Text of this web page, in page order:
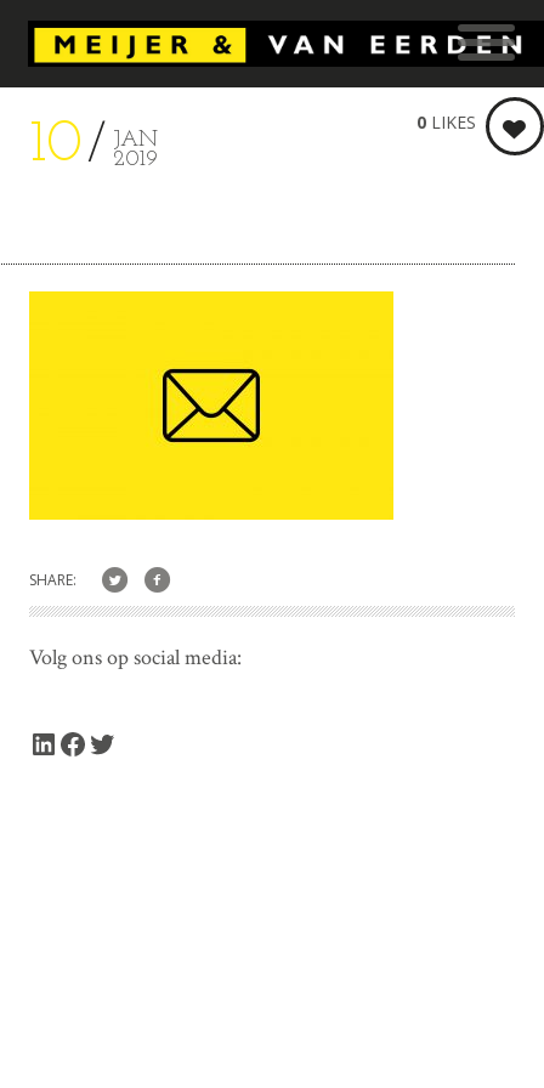
10
JAN
2019
0 LIKES
SHARE:
Volg ons op social media:
LinkedIn Facebook